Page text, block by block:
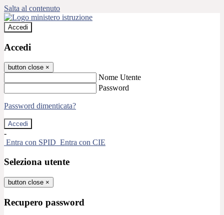
Salta al contenuto
Accedi
Accedi
button close ×
Nome Utente
Password
Password dimenticata?
-
Entra con SPID Entra con CIE
Seleziona utente
button close ×
Recupero password